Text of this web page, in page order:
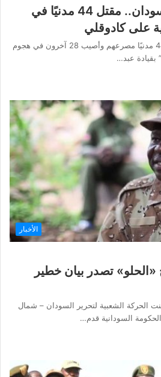
تصاعد العنف في السودان.. مقتل 44 مدنيًا في
على كادوقلي
كادوقلي | برق السودان لقي 44 مدنيًا مصرعهم وأصيب 28 آخرون في هجوم
بقيادة عبد…
الأخبار
«الحلو» تصدر بيان خطير
الحركة الشعبية لتحرير السودان – شمال
السودانية قدم…